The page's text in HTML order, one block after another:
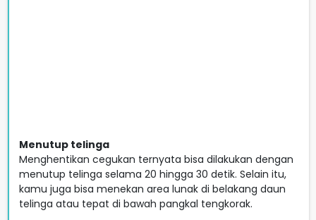
Menutup telinga
Menghentikan cegukan ternyata bisa dilakukan dengan
menutup telinga selama 20 hingga 30 detik. Selain itu,
kamu juga bisa menekan area lunak di belakang daun
telinga atau tepat di bawah pangkal tengkorak.